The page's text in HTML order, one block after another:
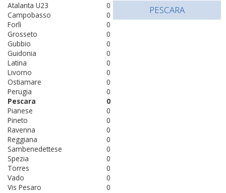
0
Atalanta U23
0
Campobasso
0
Forlì
0
Grosseto
0
Gubbio
0
Guidonia
0
Latina
0
Livorno
0
Ostiamare
0
Perugia
0
Pescara
0
Pianese
0
Pineto
0
Ravenna
0
Reggiana
0
Sambenedettese
0
Spezia
0
Torres
0
Vado
0
Vis Pesaro
PESCARA